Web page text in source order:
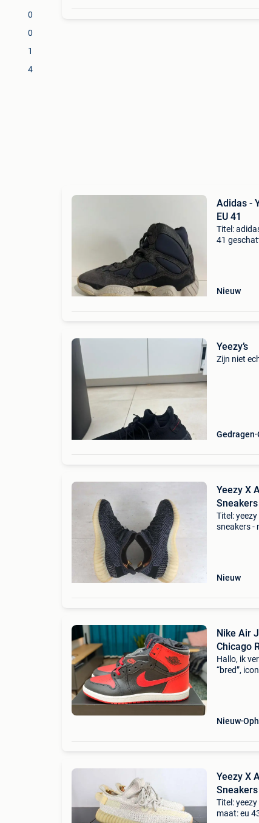
0
0
1
4
Adidas -
EU 41
Titel:
41
Nieuw
Yeezy’s
Zijn niet
Gedragen
Yeezy X
Titel:
sneakers -
Nieuw
Nike Air
Chicago
Hallo, ik
“bred”,
Nieuw
Yeezy X
Titel:
maat: eu